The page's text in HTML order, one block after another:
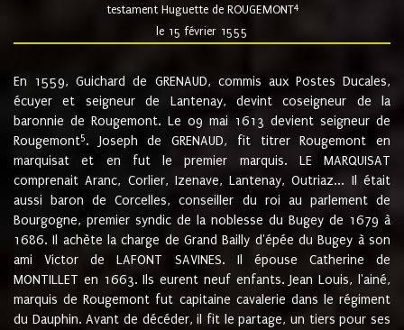
testament Huguette de ROUGEMONT4
le 15 février 1555
En 1559, Guichard de GRENAUD, commis aux Postes Ducales,
écuyer et seigneur de Lantenay, devint coseigneur de la
baronnie de Rougemont. Le 09 mai 1613 devient seigneur de
Rougemont5. Joseph de GRENAUD, fit titrer Rougemont en
marquisat et en fut le premier marquis. LE MARQUISAT
comprenait Aranc, Corlier, Izenave, Lantenay, Outriaz... Il était
aussi baron de Corcelles, conseiller du roi au parlement de
Bourgogne, premier syndic de la noblesse du Bugey de 1679 à
1686. Il achète la charge de Grand Bailly d'épée du Bugey à son
ami Victor de LAFONT SAVINES. Il épouse Catherine de
MONTILLET en 1663. Ils eurent neuf enfants. Jean Louis, l'ainé,
marquis de Rougemont fut capitaine cavalerie dans le régiment
du Dauphin. Avant de décéder, il fit le partage, un tiers pour ses